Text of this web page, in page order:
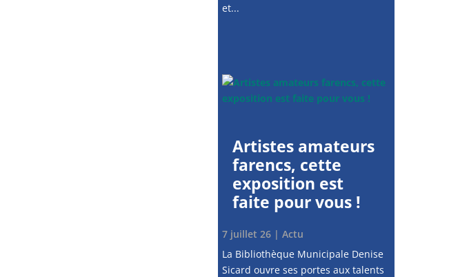
et...
Artistes amateurs
farencs, cette
exposition est
faite pour vous !
7 juillet 26| Actu
La Bibliothèque Municipale Denise
Sicard ouvre ses portes aux talents